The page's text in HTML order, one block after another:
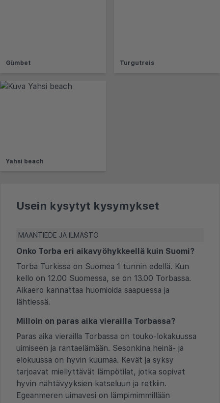
Gümbet Turgutreis
Yahsi beach
Usein kysytyt kysymykset
MAANTIEDE JA ILMASTO
Onko Torba eri aikavyöhykkeellä kuin Suomi?
Torba Turkissa on Suomea 1 tunnin edellä. Kun
kello on 12.00 Suomessa, se on 13.00 Torbassa.
Aikaero kannattaa huomioida saapuessa ja
lähtiessä.
Milloin on paras aika vierailla Torbassa?
Paras aika vierailla Torbassa on touko-lokakuussa
uimiseen ja rantaelämään. Sesonkina heinä- ja
elokuussa on hyvin kuumaa. Kevät ja syksy
tarjoavat miellyttävät lämpötilat, jotka sopivat
hyvin nähtävyyksien katseluun ja retkiin.
Egeanmeren uimavesi on lämpimimmillään